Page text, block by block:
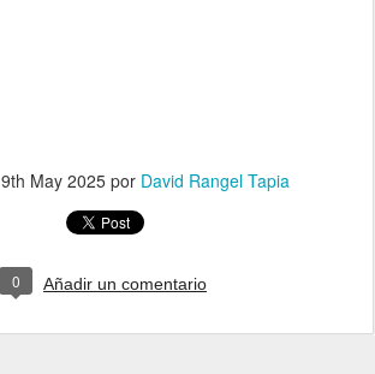
9th May 2025 por David Rangel Tapia
0 Añadir un comentario